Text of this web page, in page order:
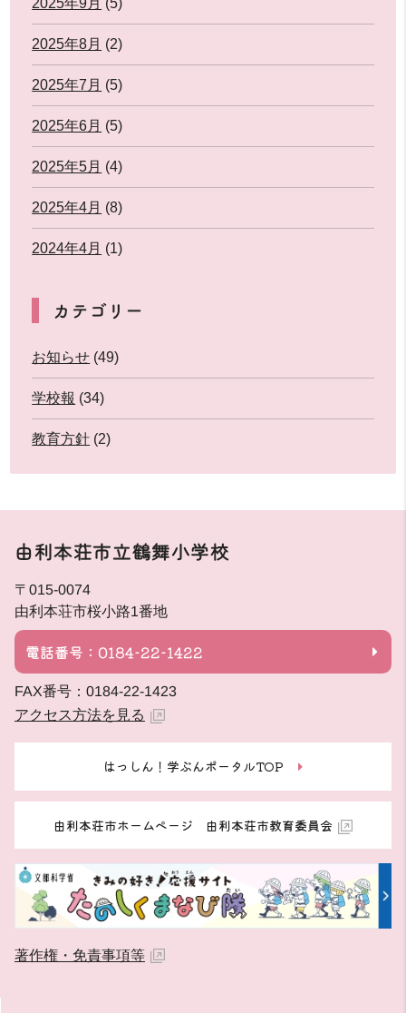
2025年9月 (5)
2025年8月 (2)
2025年7月 (5)
2025年6月 (5)
2025年5月 (4)
2025年4月 (8)
2024年4月 (1)
カテゴリー
お知らせ (49)
学校報 (34)
教育方針 (2)
由利本荘市立鶴舞小学校
〒015-0074
由利本荘市桜小路1番地
電話番号：0184-22-1422
FAX番号：0184-22-1423
アクセス方法を見る
はっしん！学ぶんポータルTOP
由利本荘市ホームページ 由利本荘市教育委員会
著作権・免責事項等